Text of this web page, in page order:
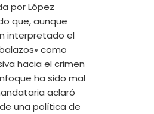
por López
que, aunque
interpretado el
como
hacia el crimen
ha sido mal
aclaró
una política de